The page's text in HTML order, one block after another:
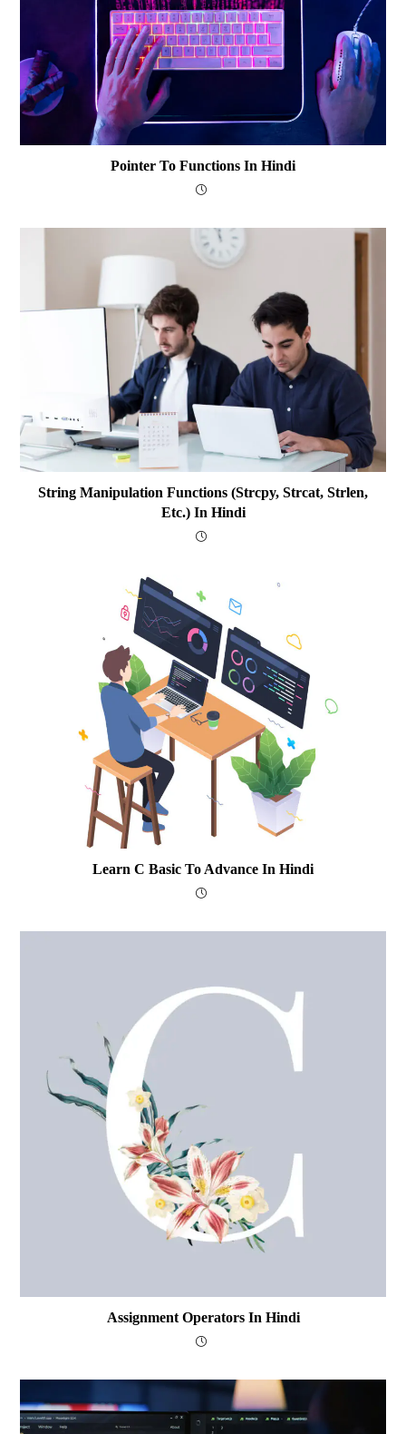
Pointer To Functions In Hindi
String Manipulation Functions (strcpy, Strcat, Strlen,
Etc.) In Hindi
Learn C Basic To Advance In Hindi
Assignment Operators In Hindi